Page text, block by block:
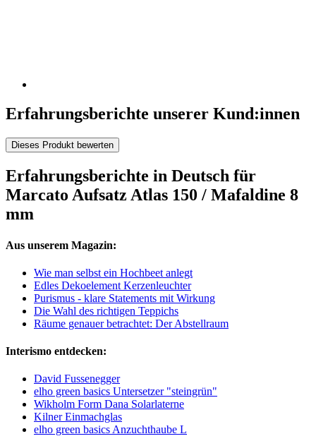
Erfahrungsberichte unserer Kund:innen
Dieses Produkt bewerten
Erfahrungsberichte in Deutsch für
Marcato Aufsatz Atlas 150 / Mafaldine 8
mm
Aus unserem Magazin:
Wie man selbst ein Hochbeet anlegt
Edles Dekoelement Kerzenleuchter
Purismus - klare Statements mit Wirkung
Die Wahl des richtigen Teppichs
Räume genauer betrachtet: Der Abstellraum
Interismo entdecken:
David Fussenegger
elho green basics Untersetzer "steingrün"
Wikholm Form Dana Solarlaterne
Kilner Einmachglas
elho green basics Anzuchthaube L